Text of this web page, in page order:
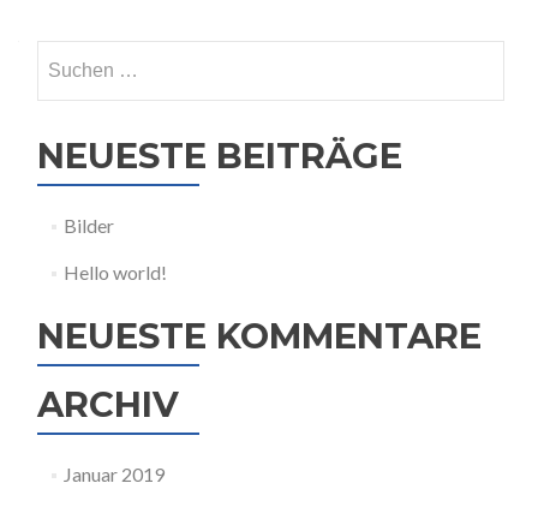
nach:
NEUESTE BEITRÄGE
Bilder
Hello world!
NEUESTE KOMMENTARE
ARCHIV
Januar 2019